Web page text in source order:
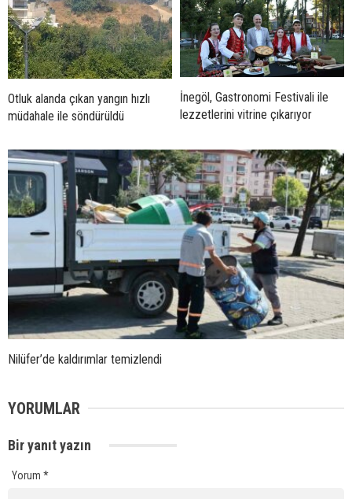
Otluk alanda çıkan yangın hızlı
müdahale ile söndürüldü
İnegöl, Gastronomi Festivali ile
lezzetlerini vitrine çıkarıyor
Nilüfer’de kaldırımlar temizlendi
YORUMLAR
Bir yanıt yazın
Yorum *